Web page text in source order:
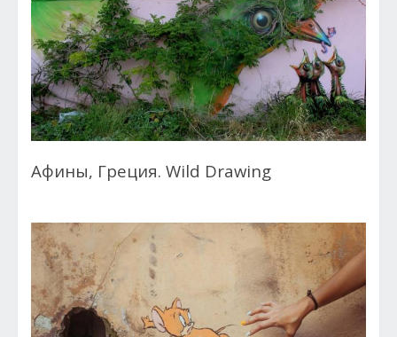
Афины, Греция. Wild Drawing